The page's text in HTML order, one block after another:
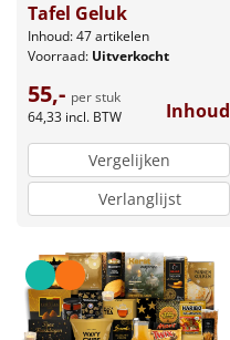
Tafel Geluk
Inhoud: 47 artikelen
Voorraad: Uitverkocht
55,- per stuk
64,33 incl. BTW Inhoud
Vergelijken
Verlanglijst